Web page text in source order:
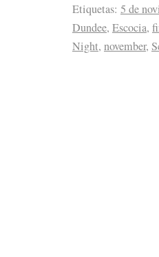
Etiquetas: 5 de
Dundee, Escocia,
Night, november,